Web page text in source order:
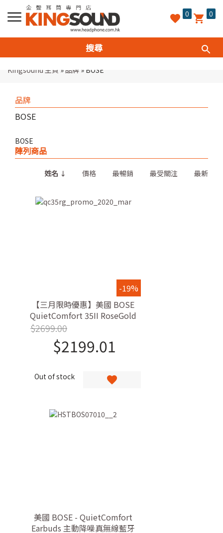
0 0
Kingsound 主頁 »品牌 » BOSE
品牌
BOSE
BOSE
陣列商品
姓名 價格 最暢銷 最受關注 最新
-19%
【三月限時優惠】美國 BOSE
QuietComfort 35II RoseGold
限量版無線降噪耳機
$2699.00
$2199.01
Out of stock
美國 BOSE - QuietComfort
Earbuds 主動降噪真無線藍牙